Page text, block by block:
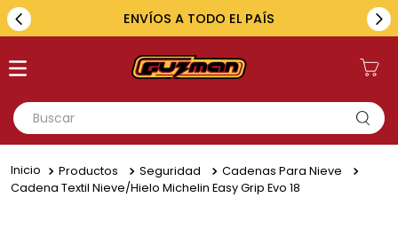
ENVÍOS A TODO EL PAÍS
Buscar
1.
toyota
Productos Seguridad
Cadenas Para Nieve
Cadena Textil Nieve/hielo Michelin Easy Grip Evo 18